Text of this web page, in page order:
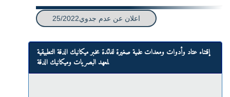
اعلان عن عدم جدوي25/2022
إقتناء عتاد وأدوات ومعدات علمية صغيرة لفائدة مخبر ميكانيك الدقة التطبيقية
لمعهد البصريات وميكانيك الدقة